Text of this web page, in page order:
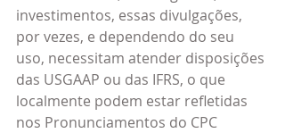
investimentos, essas divulgações,
por vezes, e dependendo do seu
uso, necessitam atender disposições
das USGAAP ou das IFRS, o que
localmente podem estar refletidas
nos Pronunciamentos do CPC